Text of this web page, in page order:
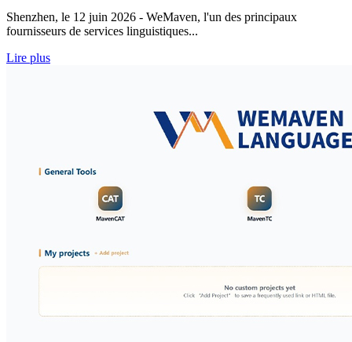
Shenzhen, le 12 juin 2026 - WeMaven, l'un des principaux
fournisseurs de services linguistiques...
Lire plus